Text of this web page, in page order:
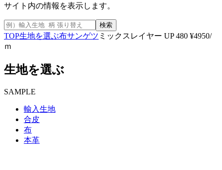
サイト内の情報を表示します。
検索
TOP生地を選ぶ布サンゲツ ミックスレイヤー UP 480 ¥4950/
ｍ
生地を選ぶ
SAMPLE
輸入生地
合皮
布
本革